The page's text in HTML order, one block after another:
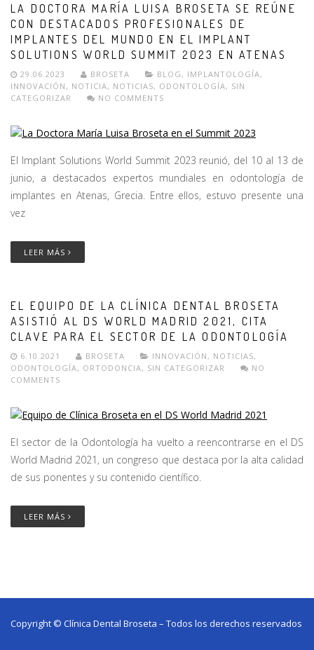
LA DOCTORA MARÍA LUISA BROSETA SE REÚNE
CON DESTACADOS PROFESIONALES DE
IMPLANTES DEL MUNDO EN EL IMPLANT
SOLUTIONS WORLD SUMMIT 2023 EN ATENAS
29.06.2023 BROSETA BLOG , IMPLANTOLOGÍA,
INNOVACIÓN , NOTICIA, NOTICIAS, ODONTOLOGÍA, SIN
CATEGORIZAR
NO COMMENTS
El Implant Solutions World Summit 2023 reunió, del 10 al 13 de
junio, a destacados expertos mundiales en odontología de
implantes en Atenas, Grecia. Entre ellos, estuvo presente una
vez
LEER MÁS
EL EQUIPO DE LA CLÍNICA DENTAL BROSETA
ASISTIÓ AL DS WORLD MADRID 2021, CITA
CLAVE PARA EL SECTOR DE LA ODONTOLOGÍA
6.10.2021 BROSETA INNOVACIÓN , NOTICIAS,
ODONTOLOGÍA, ORTODONCIA, SIN CATEGORIZAR
NO
COMMENTS
El sector de la Odontología ha vuelto a reencontrarse en el DS
World Madrid 2021, un congreso que destaca por la alta calidad
de sus ponentes y su contenido científico.
LEER MÁS
Copyright © Clínica Dental Broseta – Todos los derechos reservados